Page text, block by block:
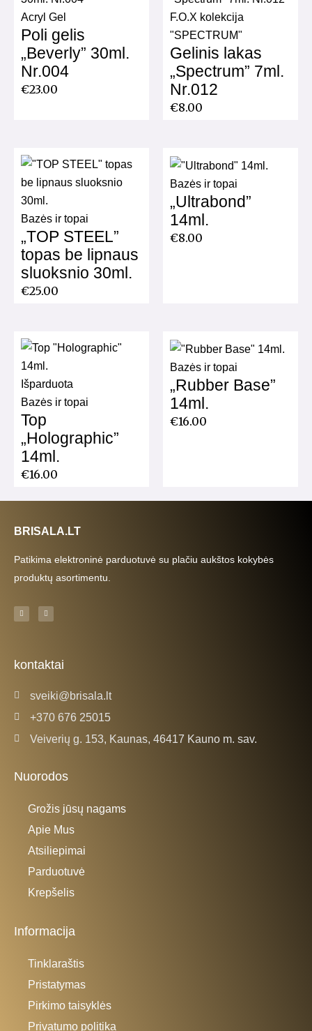
Acryl Gel
Poli gelis
„Beverly” 30ml.
Nr.004
€23.00
F.O.X kolekcija
"SPECTRUM"
Gelinis lakas
„Spectrum” 7ml.
Nr.012
€8.00
Bazės ir topai
„TOP STEEL”
topas be lipnaus
sluoksnio 30ml.
€25.00
Bazės ir topai
„Ultrabond”
14ml.
€8.00
Išparduota
Bazės ir topai
Top
„Holographic”
14ml.
€16.00
Bazės ir topai
„Rubber Base”
14ml.
€16.00
BRISALA.LT
Patikima elektroninė parduotuvė su plačiu aukštos kokybės
produktų asortimentu.
F
a
c
-
f
I
n
s
m
kontaktai
sveiki@brisala.lt
+370 676 25015
Veiverių g. 153, Kaunas, 46417 Kauno m. sav.
Nuorodos
Grožis jūsų nagams
Apie Mus
Atsiliepimai
Parduotuvė
Krepšelis
Informacija
Tinklaraštis
Pristatymas
Pirkimo taisyklės
Privatumo politika